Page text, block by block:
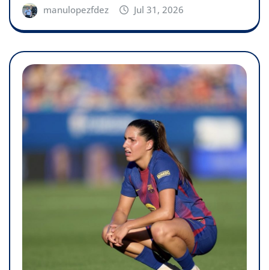
manulopezfdez Jul 31, 2026